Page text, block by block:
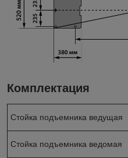
Комплектация
Стойка подъемника ведущая
Стойка подъемника ведомая